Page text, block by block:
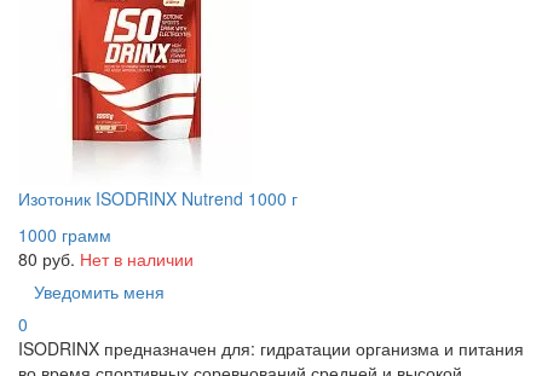
Изотоник ISODRINX Nutrend 1000 г
1000 грамм
80 руб. Нет в наличии
Уведомить меня
0
ISODRINX предназначен для: гидратации организма и питания